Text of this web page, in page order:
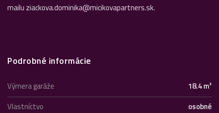
mailu ziackova.dominika@micikovapartners.sk.
Podrobné informácie
Výmera garáže
18.4 m²
Vlastníctvo
osobné